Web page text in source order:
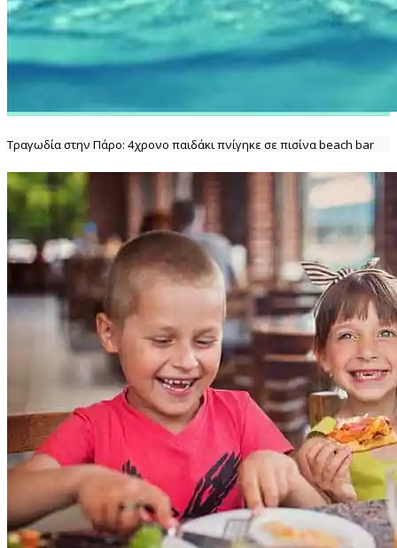
Τραγωδία στην Πάρο: 4χρονο παιδάκι πνίγηκε σε πισίνα beach bar